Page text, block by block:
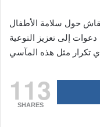
حول سلامة الأطفال
إلى تعزيز التوعية
تكرار مثل هذه المآسي
113
SHARES